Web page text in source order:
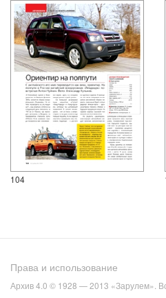
104
Права и использование
Архив 4.0 © 1928 — 2013 «Зарулем».